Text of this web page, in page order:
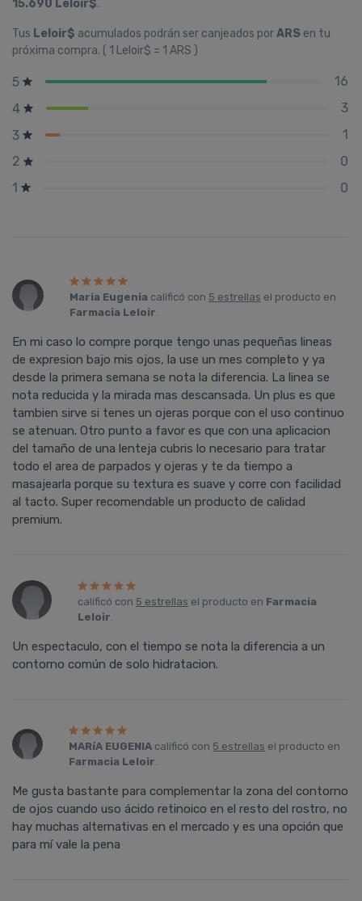
15.690 Leloir$.
Tus Leloir$ acumulados podrán ser canjeados porARS en tu
próxima compra. ( 1 Leloir$ = 1 ARS )
5
16
4
3
3
1
2
0
1
0
Maria Eugenia calificó con 5 estrellas el producto en
Farmacia Leloir.
En mi caso lo compre porque tengo unas pequeñas lineas
de expresion bajo mis ojos, la use un mes completo y ya
desde la primera semana se nota la diferencia. La linea se
nota reducida y la mirada mas descansada. Un plus es que
tambien sirve si tenes un ojeras porque con el uso continuo
se atenuan. Otro punto a favor es que con una aplicacion
del tamaño de una lenteja cubris lo necesario para tratar
todo el area de parpados y ojeras y te da tiempo a
masajearla porque su textura es suave y corre con facilidad
al tacto. Super recomendable un producto de calidad
premium.
calificó con 5 estrellas el producto en Farmacia
Leloir.
Un espectaculo, con el tiempo se nota la diferencia a un
contorno común de solo hidratacion.
MARíA EUGENIA calificó con 5 estrellas el producto en
Farmacia Leloir.
Me gusta bastante para complementar la zona del contorno
de ojos cuando uso ácido retinoico en el resto del rostro, no
hay muchas alternativas en el mercado y es una opción que
para mí vale la pena